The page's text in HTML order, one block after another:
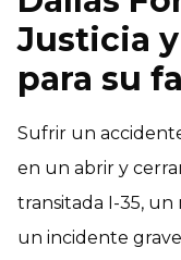
Justicia
para su
Sufrir un
en un abrir y
transitada I-35,
un incidente